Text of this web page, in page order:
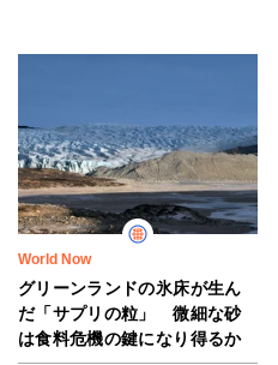
World Now
グリーンランドの氷床が生ん
だ「サプリの粒」 微細な砂
は食料危機の鍵になり得るか